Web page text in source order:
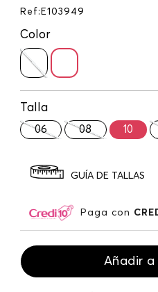
Ref : E103949
Color
Talla
06 08 10
GUÍA DE TALLAS
Paga con
Añadir a